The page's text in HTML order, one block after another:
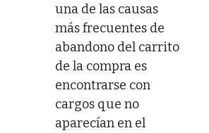
una de las causas
más frecuentes de
abandono del carrito
de la compra es
encontrarse con
cargos que no
aparecían en el